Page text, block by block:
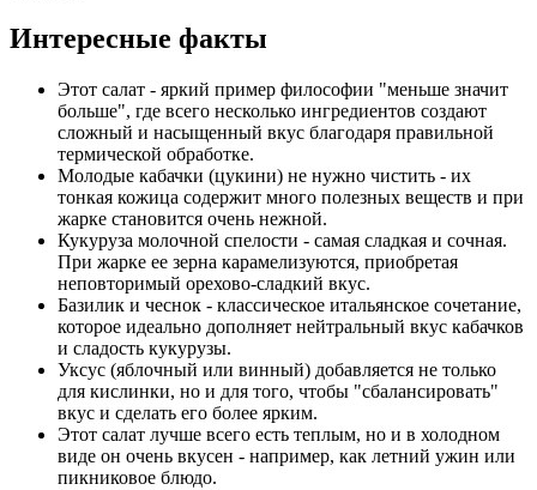
Интересные факты
Этот салат - яркий пример философии "меньше значит
больше", где всего несколько ингредиентов создают
сложный и насыщенный вкус благодаря правильной
термической обработке.
Молодые кабачки (цукини) не нужно чистить - их
тонкая кожица содержит много полезных веществ и при
жарке становится очень нежной.
Кукуруза молочной спелости - самая сладкая и сочная.
При жарке ее зерна карамелизуются, приобретая
неповторимый орехово-сладкий вкус.
Базилик и чеснок - классическое итальянское сочетание,
которое идеально дополняет нейтральный вкус кабачков
и сладость кукурузы.
Уксус (яблочный или винный) добавляется не только
для кислинки, но и для того, чтобы "сбалансировать"
вкус и сделать его более ярким.
Этот салат лучше всего есть теплым, но и в холодном
виде он очень вкусен - например, как летний ужин или
пикниковое блюдо.